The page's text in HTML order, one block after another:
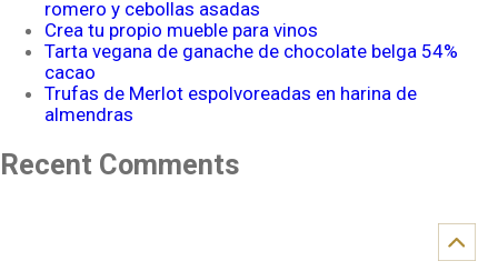
romero y cebollas asadas
Crea tu propio mueble para vinos
Tarta vegana de ganache de chocolate belga 54%
cacao
Trufas de Merlot espolvoreadas en harina de
almendras
Recent Comments